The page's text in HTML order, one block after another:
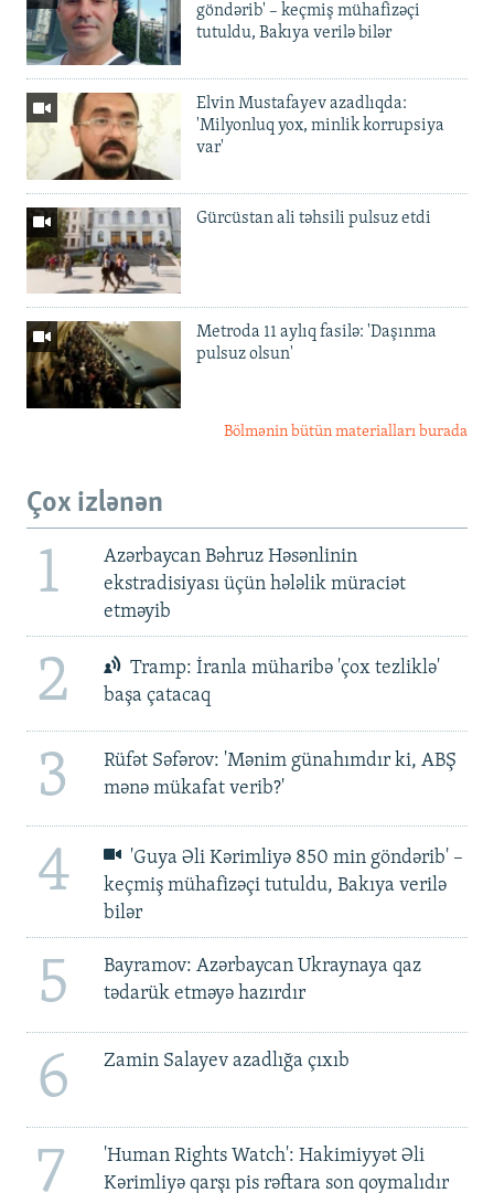
göndərib' – keçmiş mühafizəçi
tutuldu, Bakıya verilə bilər
Elvin Mustafayev azadlıqda:
'Milyonluq yox, minlik korrupsiya
var'
Gürcüstan ali təhsili pulsuz etdi
Metroda 11 aylıq fasilə: 'Daşınma
pulsuz olsun'
Bölmənin bütün materialları burada
Çox izlənən
1
Azərbaycan Bəhruz Həsənlinin
ekstradisiyası üçün hələlik müraciət
etməyib
2
Tramp: İranla müharibə 'çox tezliklə'
başa çatacaq
3
Rüfət Səfərov: 'Mənim günahımdır ki, ABŞ
mənə mükafat verib?'
4
'Guya Əli Kərimliyə 850 min göndərib' –
keçmiş mühafizəçi tutuldu, Bakıya verilə
bilər
5
Bayramov: Azərbaycan Ukraynaya qaz
tədarük etməyə hazırdır
6 Zamin Salayev azadlığa çıxıb
7
'Human Rights Watch': Hakimiyyət Əli
Kərimliyə qarşı pis rəftara son qoymalıdır